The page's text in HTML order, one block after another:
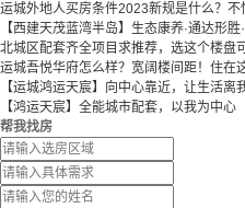
运城外地人买房条件2023新规是什么？不
【西建天茂蓝湾半岛】生态康养·通达形
北城区配套齐全项目求推荐，选这个楼盘
运城吾悦华府怎么样？宽阔楼间距！住在
【运城鸿运天宸】向中心靠近，让生活离
【鸿运天宸】全能城市配套，以我为中心
帮我找房